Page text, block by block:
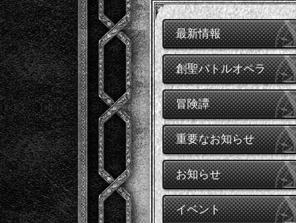
最新情報
創聖バトルオペラ
冒険譚
重要なお知らせ
お知らせ
イベント